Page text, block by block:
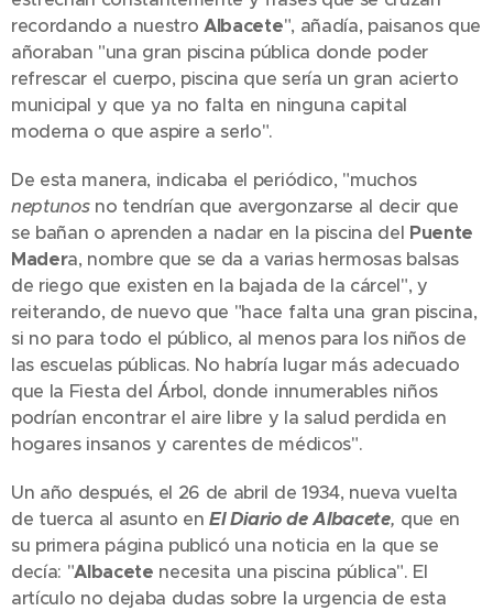
recordando a nuestroAlbacete", añadía, paisanos que
añoraban "una gran piscina pública donde poder
refrescar el cuerpo, piscina que sería un gran acierto
municipal y que ya no falta en ninguna capital
moderna o que aspire a serlo".
De esta manera, indicaba el periódico, "muchos
neptunos no tendrían que avergonzarse al decir que
se bañan o aprenden a nadar en la piscina del Puente
Madera, nombre que se da a varias hermosas balsas
de riego que existen en la bajada de la cárcel", y
reiterando, de nuevo que "hace falta una gran piscina,
si no para todo el público, al menos para los niños de
las escuelas públicas. No habría lugar más adecuado
que la Fiesta del Árbol, donde innumerables niños
podrían encontrar el aire libre y la salud perdida en
hogares insanos y carentes de médicos".
Un año después, el 26 de abril de 1934, nueva vuelta
de tuerca al asunto enEl Diario de Albacete, que en
su primera página publicó una noticia en la que se
decía: "Albacete necesita una piscina pública". El
artículo no dejaba dudas sobre la urgencia de esta